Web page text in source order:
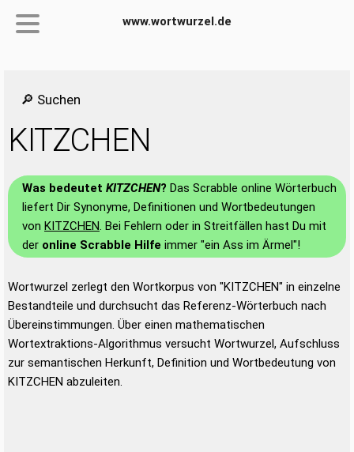
www.wortwurzel.de
🔎 Suchen
KITZCHEN
Was bedeutet KITZCHEN? Das Scrabble online Wörterbuch
liefert Dir Synonyme, Definitionen und Wortbedeutungen
von KITZCHEN. Bei Fehlern oder in Streitfällen hast Du mit
der online Scrabble Hilfe immer "ein Ass im Ärmel"!
Wortwurzel zerlegt den Wortkorpus von "KITZCHEN" in einzelne
Bestandteile und durchsucht das Referenz-Wörterbuch nach
Übereinstimmungen. Über einen mathematischen
Wortextraktions-Algorithmus versucht Wortwurzel, Aufschluss
zur semantischen Herkunft, Definition und Wortbedeutung von
KITZCHEN abzuleiten.